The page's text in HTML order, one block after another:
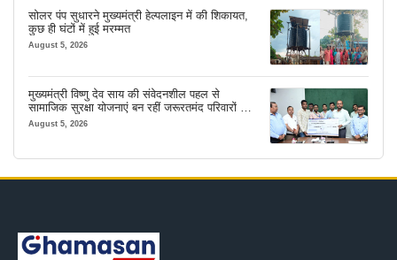
सोलर पंप सुधारने मुख्यमंत्री हेल्पलाइन में की शिकायत,
कुछ ही घंटों में हुई मरम्मत
August 5, 2026
मुख्यमंत्री विष्णु देव साय की संवेदनशील पहल से
सामाजिक सुरक्षा योजनाएं बन रहीं जरूरतमंद परिवारों का
मजबूत सहारा
August 5, 2026